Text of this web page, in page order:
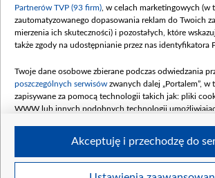
Partnerów TVP (93 firm) , w celach marketingowych (w
zautomatyzowanego dopasowania reklam do Twoich
mierzenia ich skuteczności) i pozostałych, które
także zgody na udostępnianie przez nas identyfikatora
Twoje dane osobowe zbierane podczas odwiedzania
poszczególnych serwisów zwanych dalej „Portalem”,
zapisywane za pomocą technologii takich jak: pliki
WWW lub innych podobnych technologii
Twoje dane osobowe zbierane podczas odwiedzania
Akceptuję i przechodzę do